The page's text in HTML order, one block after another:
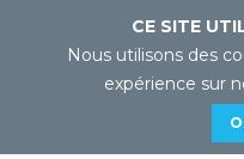
CE SITE
Nous utilisons des
expérience sur